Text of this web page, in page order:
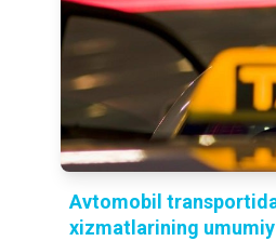
Avtomobil
xizmatlarining